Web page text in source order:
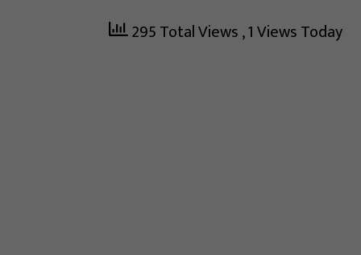
295 Total Views, 1 Views Today